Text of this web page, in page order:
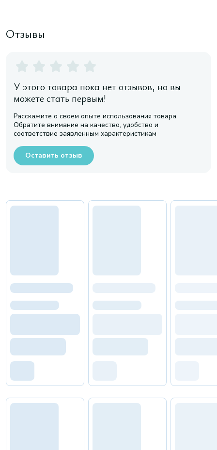
Отзывы
У этого товара пока нет отзывов, но вы
можете стать первым!
Расскажите о своем опыте использования товара.
Обратите внимание на качество, удобство и
соответствие заявленным характеристикам
Оставить отзыв